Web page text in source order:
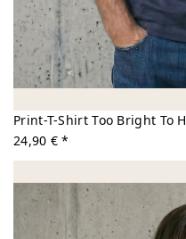
Print-T-Shirt Too Bright To
24,90 € *